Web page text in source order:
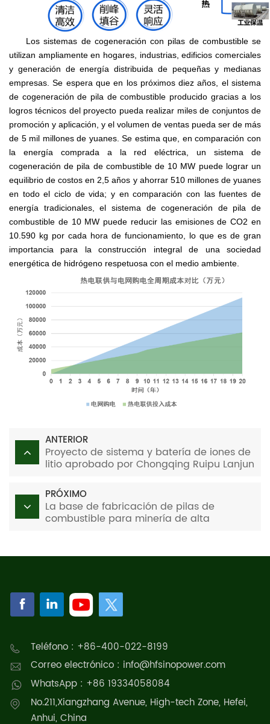
Los sistemas de cogeneración con pilas de combustible se
utilizan ampliamente en hogares, industrias, edificios comerciales
y generación de energía distribuida de pequeñas y medianas
empresas. Se espera que en los próximos diez años, el sistema
de cogeneración de pila de combustible producido gracias a los
logros técnicos del proyecto pueda realizar miles de conjuntos de
promoción y aplicación, y el volumen de ventas pueda ser de más
de 5 mil millones de yuanes. Se estima que, en comparación con
la energía comprada a la red eléctrica, un sistema de
cogeneración de pila de combustible de 10 MW puede lograr un
equilibrio de costos en 2,5 años y ahorrar 510 millones de yuanes
en todo el ciclo de vida; y en comparación con las fuentes de
energía tradicionales, el sistema de cogeneración de pila de
combustible de 10 MW puede reducir las emisiones de CO2 en
10.590 kg por cada hora de funcionamiento, lo que es de gran
importancia para la construcción integral de una sociedad
energética de hidrógeno respetuosa con el medio ambiente.
ANTERIOR
Proyecto de sistema y batería de iones de
litio aprobado por Chongqing Ruipu Lanjun
energía
PRÓXIMO
La base de fabricación de pilas de
combustible para minería de alta
Teléfono : +86-400-022-8199
Correo electrónico : info@hfsinopower.com
WhatsApp : +86 19334058084
No.211,Xiangzhang Avenue, High-tech Zone, Hefei,
Anhui, China